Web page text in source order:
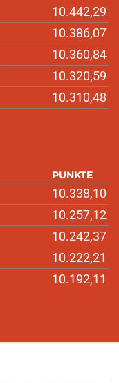
10.442,29
10.386,07
10.360,84
10.320,59
10.310,48
PUNKTE
10.338,10
10.257,12
10.242,37
10.222,21
10.192,11